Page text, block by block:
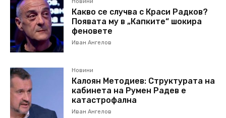
Новини
Какво се случва с Краси Радков?
Появата му в „Капките“ шокира
феновете
Иван Ангелов
Новини
Калоян Методиев: Структурата на
кабинета на Румен Радев е
катастрофална
Иван Ангелов